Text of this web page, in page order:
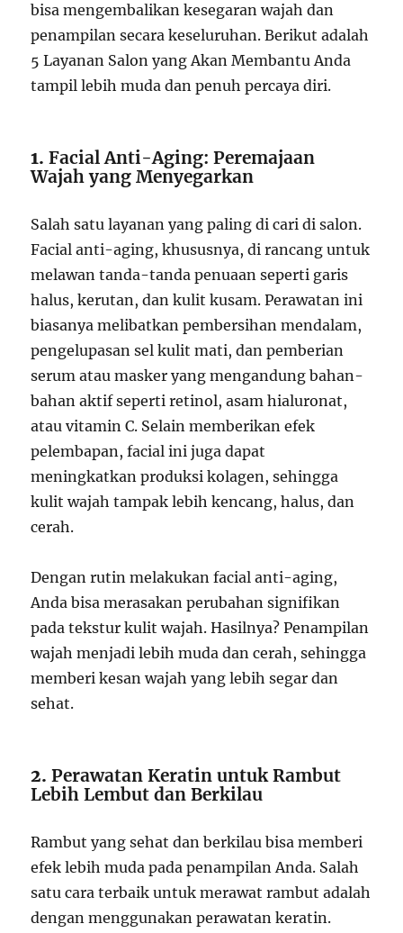
bisa mengembalikan kesegaran wajah dan
penampilan secara keseluruhan. Berikut adalah
5 Layanan Salon yang Akan Membantu Anda
tampil lebih muda dan penuh percaya diri.
1.Facial Anti-Aging: Peremajaan
Wajah yang Menyegarkan
Salah satu layanan yang paling di cari di salon.
Facial anti-aging, khususnya, di rancang untuk
melawan tanda-tanda penuaan seperti garis
halus, kerutan, dan kulit kusam. Perawatan ini
biasanya melibatkan pembersihan mendalam,
pengelupasan sel kulit mati, dan pemberian
serum atau masker yang mengandung bahan-
bahan aktif seperti retinol, asam hialuronat,
atau vitamin C. Selain memberikan efek
pelembapan, facial ini juga dapat
meningkatkan produksi kolagen, sehingga
kulit wajah tampak lebih kencang, halus, dan
cerah.
Dengan rutin melakukan facial anti-aging,
Anda bisa merasakan perubahan signifikan
pada tekstur kulit wajah. Hasilnya? Penampilan
wajah menjadi lebih muda dan cerah, sehingga
memberi kesan wajah yang lebih segar dan
sehat.
2.Perawatan Keratin untuk Rambut
Lebih Lembut dan Berkilau
Rambut yang sehat dan berkilau bisa memberi
efek lebih muda pada penampilan Anda. Salah
satu cara terbaik untuk merawat rambut adalah
dengan menggunakan perawatan keratin.